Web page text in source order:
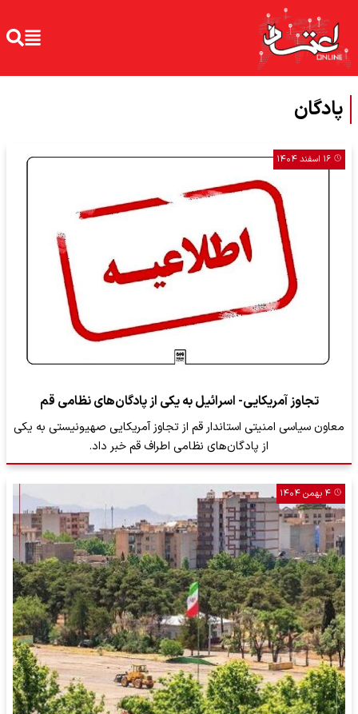
پادگان
۱۶ اسفند ۱۴۰۴
تجاوز آمریکایی- اسرائیل به یکی از پادگان‌های نظامی قم
معاون سیاسی امنیتی استاندار قم از تجاوز آمریکایی صهیونیستی به یکی
از پادگان‌های نظامی اطراف قم خبر داد.
۴ بهمن ۱۴۰۴